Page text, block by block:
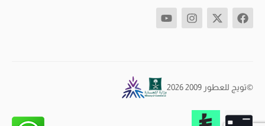
©تويج للعطور 2009 2026